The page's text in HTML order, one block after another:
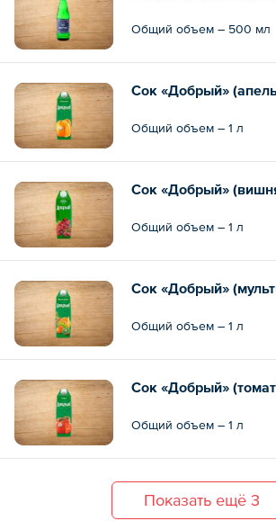
Общий объем – 500 мл
Сок «Добрый»
Общий объем – 1 л
Сок «Добрый»
Общий объем – 1 л
Сок «Добрый»
Общий объем – 1 л
Сок «Добрый»
Общий объем – 1 л
Показать ещё 3